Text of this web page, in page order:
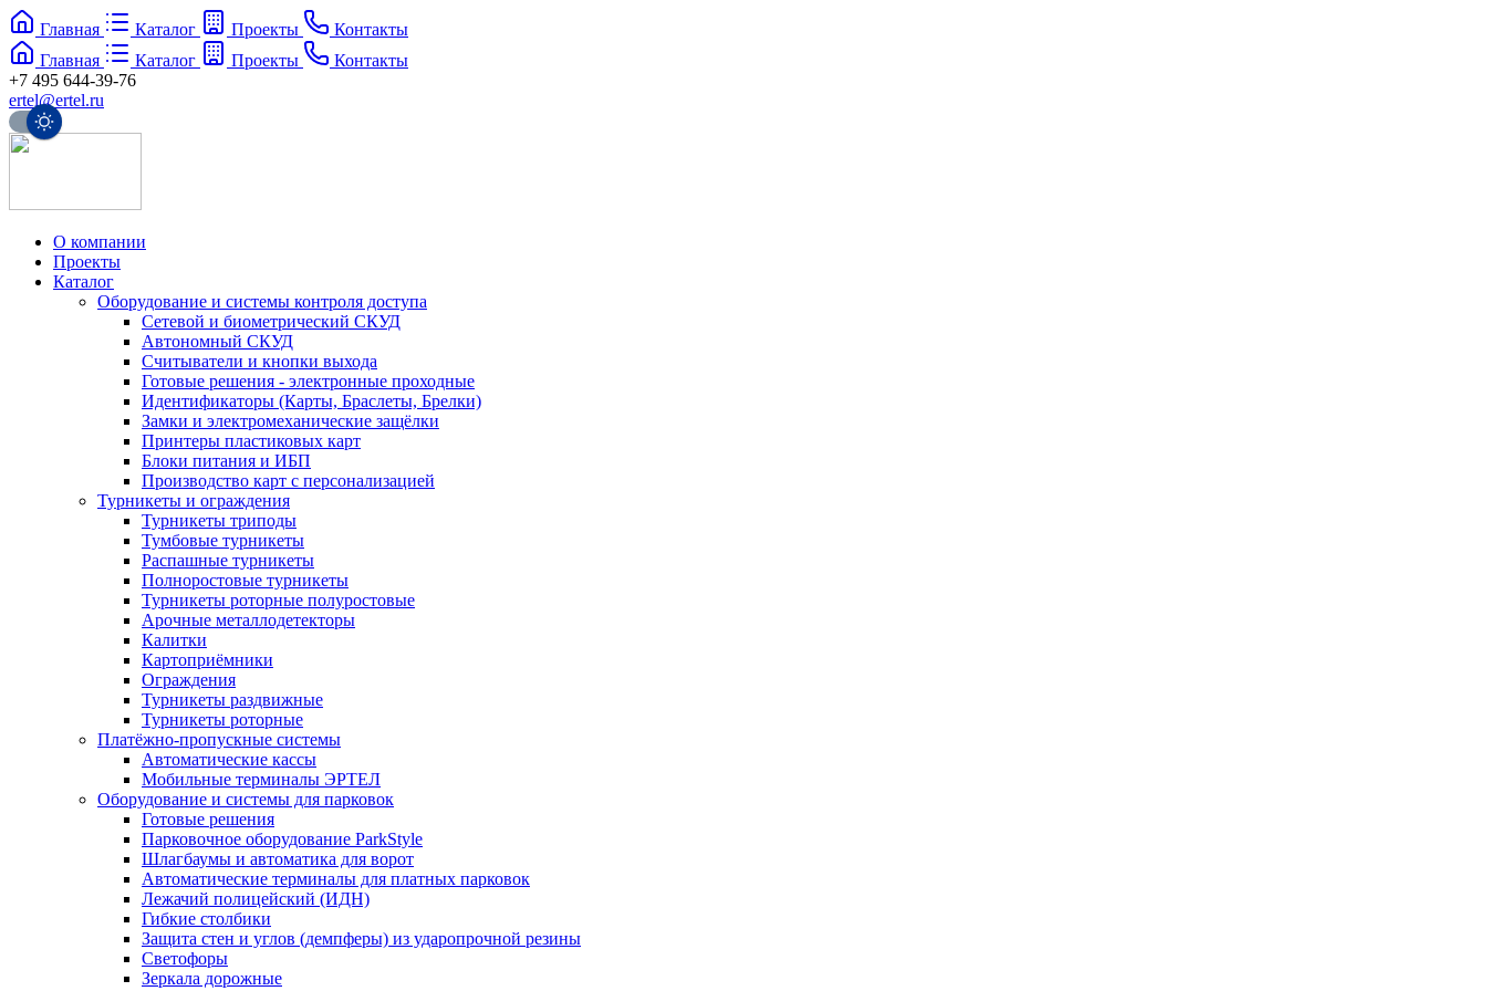
Главная Каталог Проекты
Контакты
Главная
Каталог Проекты
Контакты
+7 495 644-39-76
ertel@ertel.ru
О компании
Проекты
Каталог
Оборудование и системы контроля доступа
Сетевой и биометрический СКУД
Автономный СКУД
Считыватели и кнопки выхода
Готовые решения - электронные проходные
Идентификаторы (Карты, Браслеты, Брелки)
Замки и электромеханические защёлки
Принтеры пластиковых карт
Блоки питания и ИБП
Производство карт с персонализацией
Турникеты и ограждения
Турникеты триподы
Тумбовые турникеты
Распашные турникеты
Полноростовые турникеты
Турникеты роторные полуростовые
Арочные металлодетекторы
Калитки
Картоприёмники
Ограждения
Турникеты раздвижные
Турникеты роторные
Платёжно-пропускные системы
Автоматические кассы
Мобильные терминалы ЭРТЕЛ
Оборудование и системы для парковок
Готовые решения
Парковочное оборудование ParkStyle
Шлагбаумы и автоматика для ворот
Автоматические терминалы для платных парковок
Лежачий полицейский (ИДН)
Гибкие столбики
Защита стен и углов (демпферы) из ударопрочной резины
Светофоры
Зеркала дорожные